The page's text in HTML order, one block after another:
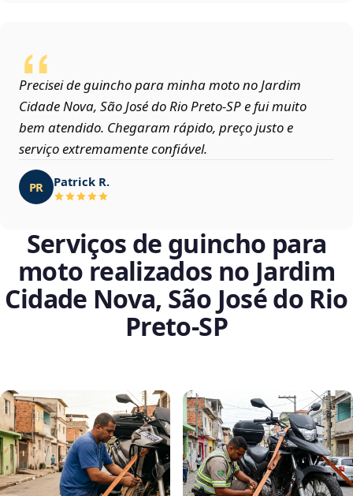
Precisei de guincho para minha moto no Jardim
Cidade Nova, São José do Rio Preto‑SP e fui muito
bem atendido. Chegaram rápido, preço justo e
serviço extremamente confiável.
PR Patrick R.
Serviços de guincho para
moto realizados no Jardim
Cidade Nova, São José do Rio
Preto‑SP